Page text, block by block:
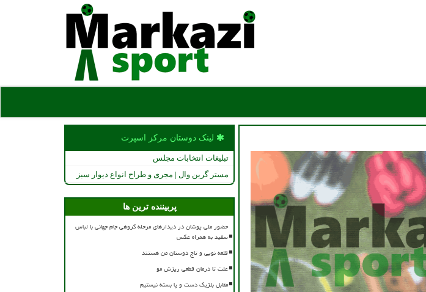
لینک دوستان مركز اسپرت
تبلیغات انتخابات مجلس
مستر گرین وال | مجری و طراح انواع دیوار سبز
پربیننده ترین ها
حضور ملی پوشان در دیدارهای مرحله گروهی جام جهانی با لباس
سفید به همراه عکس
قلعه نویی و تاج دوستان من هستند
علت تا درمان قطعی ریزش مو
مقابل بلژیک دست و پا بسته نیستیم